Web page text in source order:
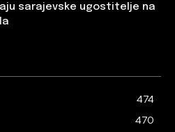
sarajevske ugostitelje na
474
470